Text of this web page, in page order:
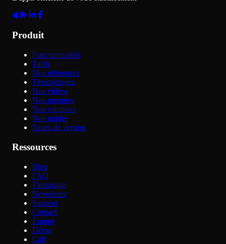
Produit
Fonctionnalités
Tarifs
Nos références
Témoignages
Nos vidéos
Nos marques
Nos solutions
Nos guides
Notes de version
Ressources
Blog
FAQ
Parrainage
Newsletter
Support
Contact
Équipe
Démo
Call